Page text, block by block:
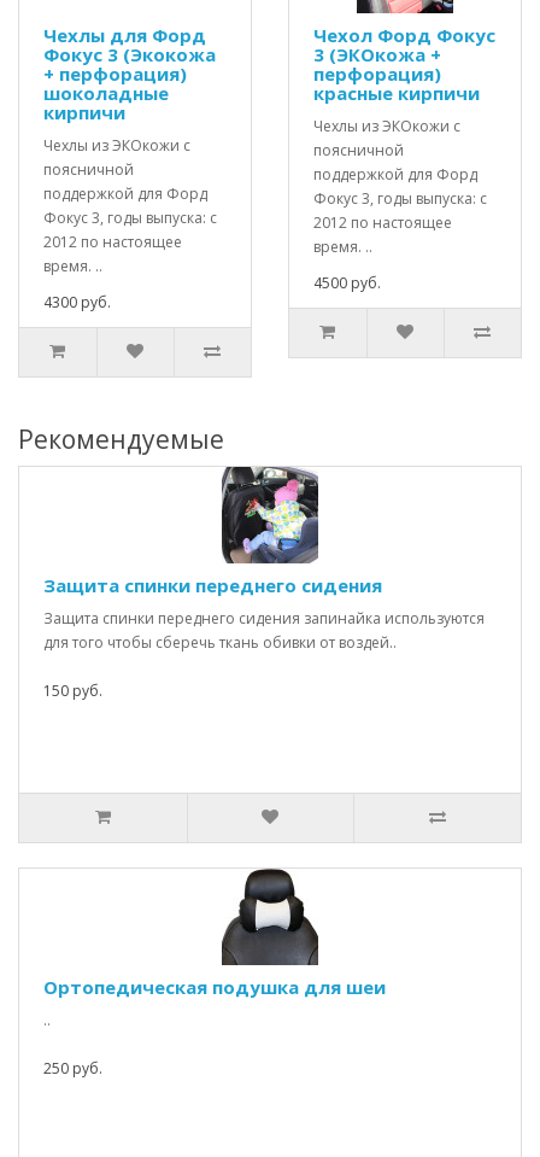
Чехлы для Форд
Фокус 3 (Экокожа
+ перфорация)
шоколадные
кирпичи
Чехлы из ЭКОкожи с
поясничной
поддержкой для Форд
Фокус 3, годы выпуска: с
2012 по настоящее
время. ..
4300 руб.
Чехол Форд Фокус
3 (ЭКОкожа +
перфорация)
красные кирпичи
Чехлы из ЭКОкожи с
поясничной
поддержкой для Форд
Фокус 3, годы выпуска: с
2012 по настоящее
время. ..
4500 руб.
Рекомендуемые
Защита спинки переднего сидения
Защита спинки переднего сидения запинайка используются
для того чтобы сберечь ткань обивки от воздей..
150 руб.
Ортопедическая подушка для шеи
..
250 руб.